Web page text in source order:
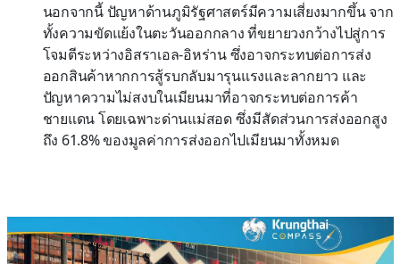
นอกจากนี้ ปัญหาด้านภูมิรัฐศาสตร์มีความเสี่ยงมากขึ้น จาก
ทั้งความขัดแย้งในตะวันออกกลาง ที่ขยายวงกว้างไปสู่การ
โจมตีระหว่างอิสราเอล-อิหร่าน ซึ่งอาจกระทบต่อการส่ง
ออกสินค้าหากการสู้รบกลับมารุนแรงและลากยาว และ
ปัญหาความไม่สงบในเมียนมาที่อาจกระทบต่อการค้า
ชายแดน โดยเฉพาะด่านแม่สอด ซึ่งมีสัดส่วนการส่งออกสูง
ถึง 61.8% ของมูลค่าการส่งออกไปเมียนมาทั้งหมด